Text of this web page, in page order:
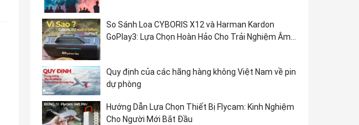
So Sánh Loa CYBORIS X12 và Harman Kardon
GoPlay3: Lựa Chọn Hoàn Hảo Cho Trải Nghiệm Âm
Quy định của các hãng hàng không Việt Nam về pin
dự phòng
Hướng Dẫn Lựa Chọn Thiết Bị Flycam: Kinh Nghiệm
Cho Người Mới Bắt Đầu